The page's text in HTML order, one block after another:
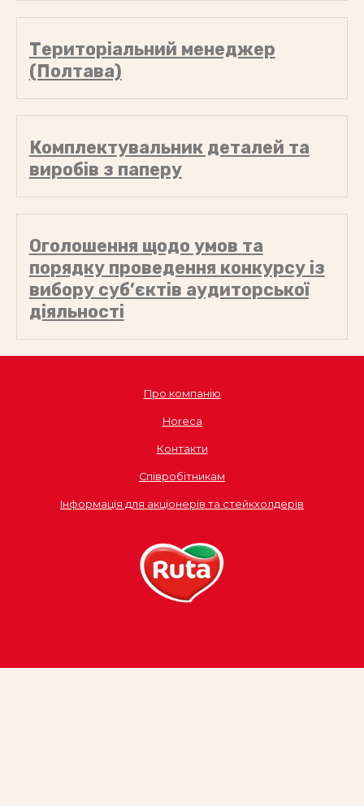
Територіальний менеджер
(Полтава)
Комплектувальник деталей та
виробів з паперу
Оголошення щодо умов та
порядку проведення конкурсу із
вибору суб’єктів аудиторської
діяльності
Про компанію
Horeca
Контакти
Співробітникам
Інформація для акціонерів та стейкхолдерів